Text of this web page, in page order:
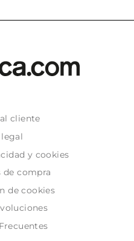
cliente
y cookies
de compra
de cookies